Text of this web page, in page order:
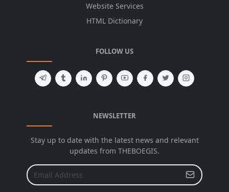
Website Services
HTML Dictionary
FOLLOW US
NEWSLETTER
Stay up to date with the latest news and relevant
updates from THEBOEGIS.